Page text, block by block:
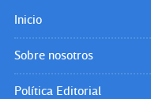
Inicio
Sobre nosotros
Política Editorial